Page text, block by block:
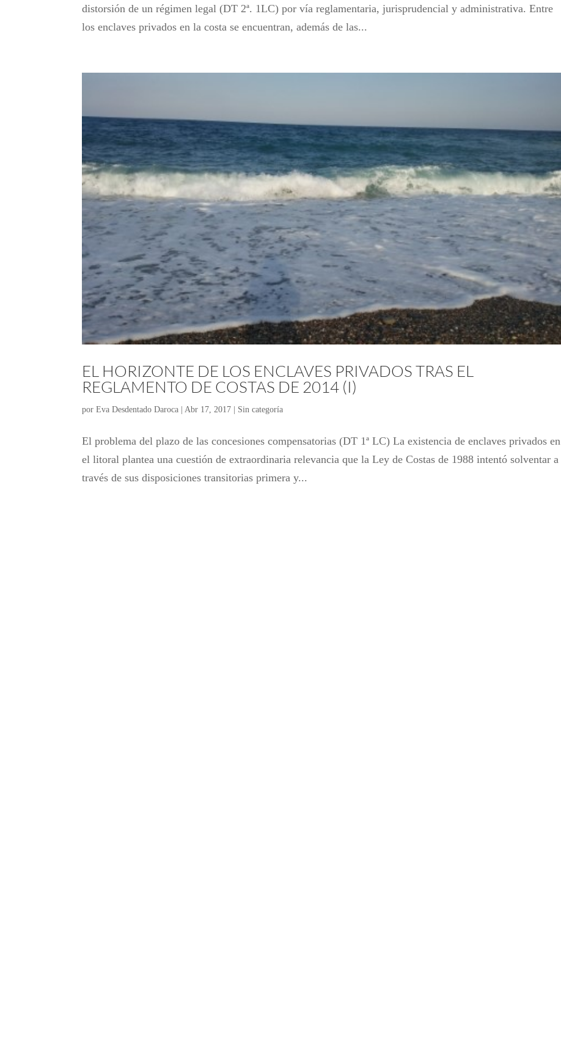
distorsión de un régimen legal (DT 2ª. 1LC) por vía reglamentaria, jurisprudencial y administrativa. Entre
los enclaves privados en la costa se encuentran, además de las...
EL HORIZONTE DE LOS ENCLAVES PRIVADOS TRAS EL
REGLAMENTO DE COSTAS DE 2014 (I)
porEva Desdentado Daroca |Abr 17, 2017 Sin categoría
El problema del plazo de las concesiones compensatorias (DT 1ª LC) La existencia de enclaves privados en
el litoral plantea una cuestión de extraordinaria relevancia que la Ley de Costas de 1988 intentó solventar a
través de sus disposiciones transitorias primera y...